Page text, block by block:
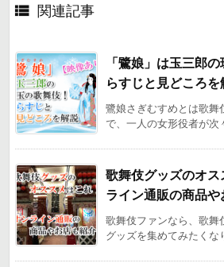
 関連記事
「鷺娘」は玉三郎
らすじと見どころを
鷺娘さぎむすめとは歌舞
で、一人の女形役者が
歌舞伎グッズのオ
ライン通販の商品
歌舞伎ファンなら、歌舞
グッズを集めてみたくな